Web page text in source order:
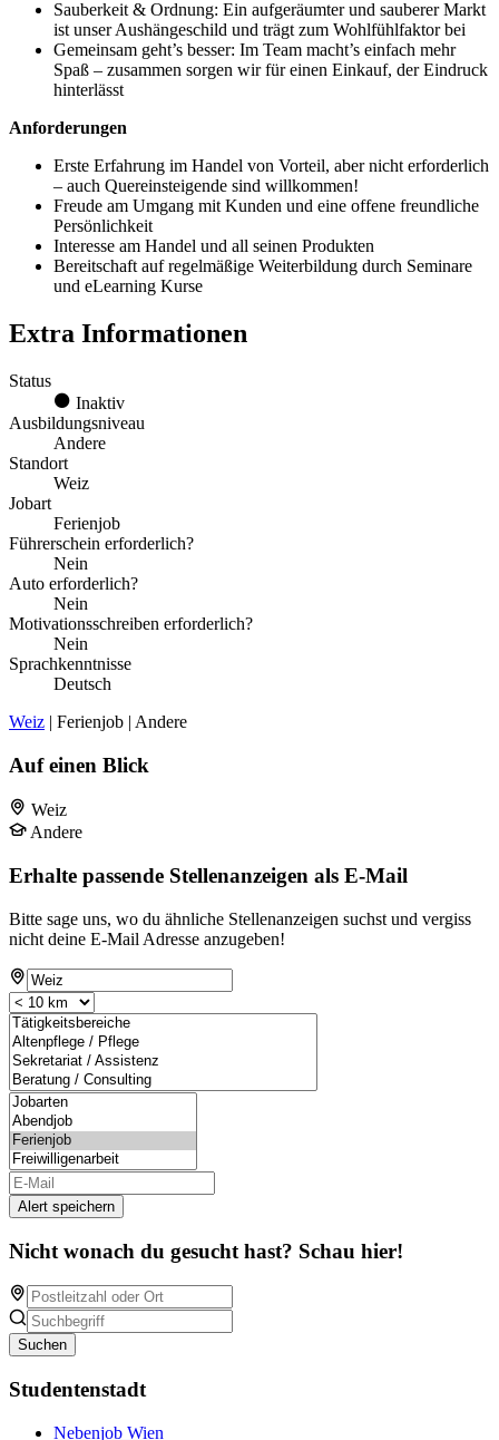
Sauberkeit & Ordnung: Ein aufgeräumter und sauberer Markt
ist unser Aushängeschild und trägt zum Wohlfühlfaktor bei
Gemeinsam geht’s besser: Im Team macht’s einfach mehr
Spaß – zusammen sorgen wir für einen Einkauf, der Eindruck
hinterlässt
Anforderungen
Erste Erfahrung im Handel von Vorteil, aber nicht erforderlich
– auch Quereinsteigende sind willkommen!
Freude am Umgang mit Kunden und eine offene freundliche
Persönlichkeit
Interesse am Handel und all seinen Produkten
Bereitschaft auf regelmäßige Weiterbildung durch Seminare
und eLearning Kurse
Extra Informationen
Status
Inaktiv
Ausbildungsniveau
Andere
Standort
Weiz
Jobart
Ferienjob
Führerschein erforderlich?
Nein
Auto erforderlich?
Nein
Motivationsschreiben erforderlich?
Nein
Sprachkenntnisse
Deutsch
Weiz | Ferienjob | Andere
Auf einen Blick
Weiz
Andere
Erhalte passende Stellenanzeigen als E-Mail
Bitte sage uns, wo du ähnliche Stellenanzeigen suchst und vergiss
nicht deine E-Mail Adresse anzugeben!
Alert speichern
Nicht wonach du gesucht hast? Schau hier!
Suchen
Studentenstadt
Nebenjob Wien